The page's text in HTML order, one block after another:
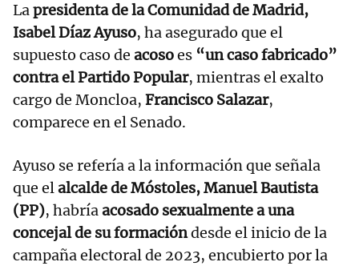
Lapresidenta de la Comunidad de Madrid,
Isabel Díaz Ayuso, ha asegurado que el
supuesto caso de acosoes “un caso fabricado”
contra el Partido Popular, mientras el exalto
cargo de Moncloa, Francisco Salazar,
comparece en el Senado.
Ayuso se refería a la información que señala
que elalcalde de Móstoles, Manuel Bautista
(PP), habríaacosado sexualmente a una
concejal de su formacióndesde el inicio de la
campaña electoral de 2023, encubierto por la